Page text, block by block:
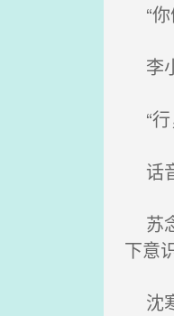
“你
李
“行
话
苏
下意
沈